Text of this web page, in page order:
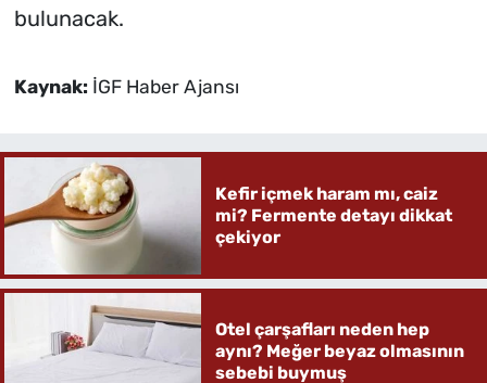
bulunacak.
Kaynak: İGF Haber Ajansı
Kefir içmek haram mı, caiz
mi? Fermente detayı dikkat
çekiyor
Otel çarşafları neden hep
aynı? Meğer beyaz olmasının
sebebi buymuş